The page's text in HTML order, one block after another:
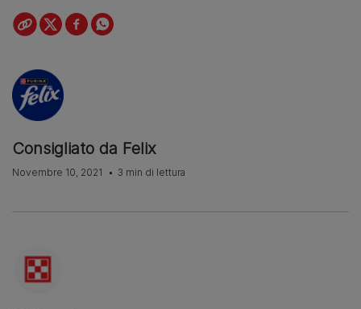
Consigliato da Felix
Novembre 10, 2021 3 min di lettura